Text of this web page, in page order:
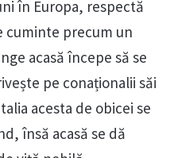
în Europa, respectă
cuminte precum un
acasă începe să se
pe conaționalii săi
acesta de obicei se
însă acasă se dă